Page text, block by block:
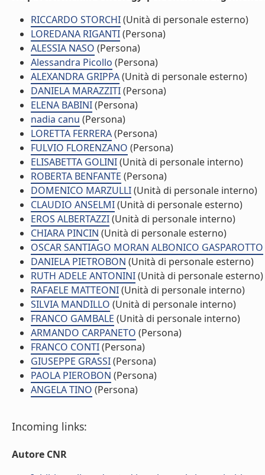
RICCARDO STORCHI(Unità di personale esterno)
LOREDANA RIGANTI(Persona)
ALESSIA NASO (Persona)
Alessandra Picollo (Persona)
ALEXANDRA GRIPPA(Unità di personale esterno)
DANIELA MARAZZITI(Persona)
ELENA BABINI(Persona)
nadia canu (Persona)
LORETTA FERRERA(Persona)
FULVIO FLORENZANO (Persona)
ELISABETTA GOLINI(Unità di personale interno)
ROBERTA BENFANTE (Persona)
DOMENICO MARZULLI(Unità di personale interno)
CLAUDIO ANSELMI(Unità di personale esterno)
EROS ALBERTAZZI(Unità di personale interno)
CHIARA PINCIN (Unità di personale esterno)
OSCAR SANTIAGO MORAN ALBONICO GASPAROTTO
DANIELA PIETROBON (Unità di personale esterno)
RUTH ADELE ANTONINI(Unità di personale esterno)
RAFAELE MATTEONI(Unità di personale interno)
SILVIA MANDILLO (Unità di personale interno)
FRANCO GAMBALE (Unità di personale interno)
ARMANDO CARPANETO (Persona)
FRANCO CONTI(Persona)
GIUSEPPE GRASSI(Persona)
PAOLA PIEROBON (Persona)
ANGELA TINO (Persona)
Incoming links:
Autore CNR